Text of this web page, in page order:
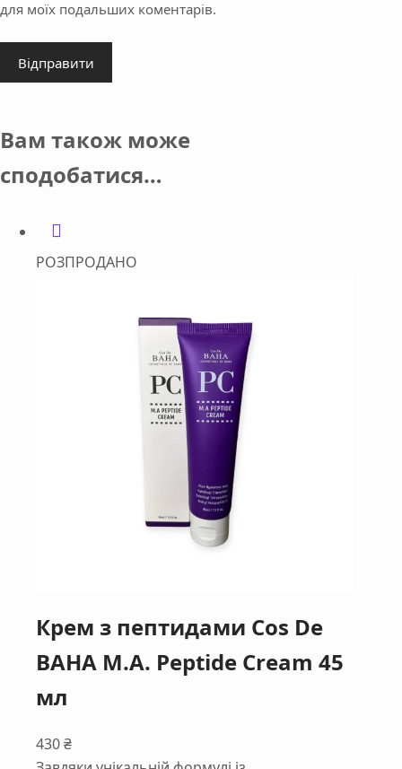
для моїх подальших коментарів.
Відправити
Вам також може
сподобатися…
РОЗПРОДАНО
Крем з пептидами Cos De
BAHA M.A. Peptide Cream 45
мл
430₴